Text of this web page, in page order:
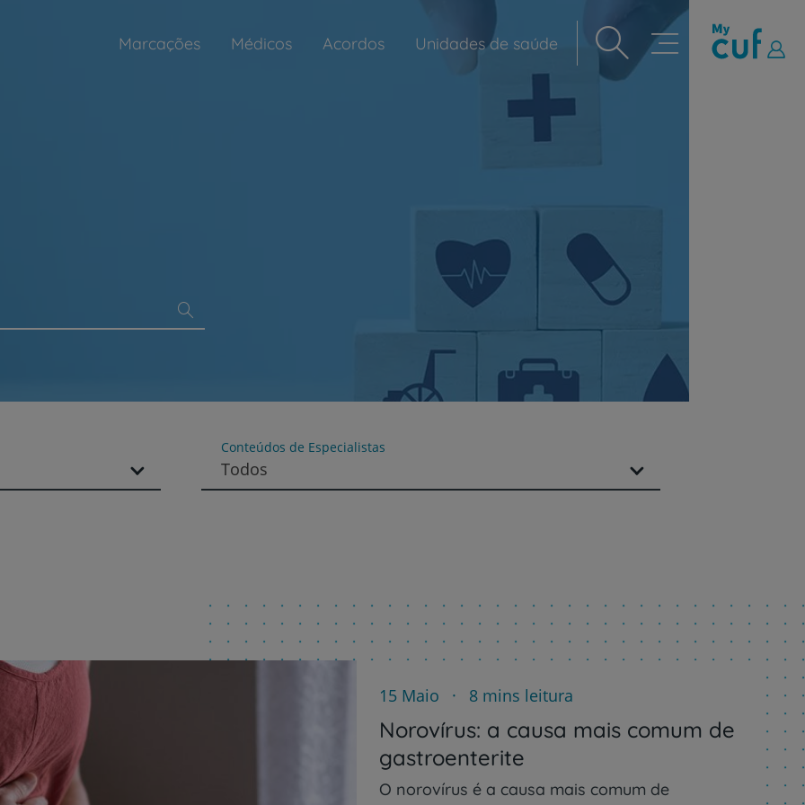
Navegação
principal
Marcações Médicos Acordos Unidades de saúde
Conteúdos de Especialistas
Todos
15 Maio 8 mins leitura
Norovírus: a causa mais comum de
gastroenterite
O norovírus é a causa mais comum de